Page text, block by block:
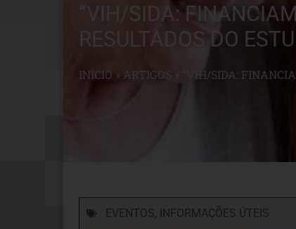
“VIH/SIDA:
RESULTADOS DO
INÍCIO » ARTIGOS “VIH/SIDA:
EVENTOS, INFORMAÇÕES ÚTEIS